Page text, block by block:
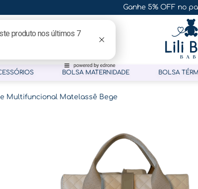
Ganhe 5% OFF no
BOLSA MATERNIDADE BOLSA
Multifuncional Matelassê Bege